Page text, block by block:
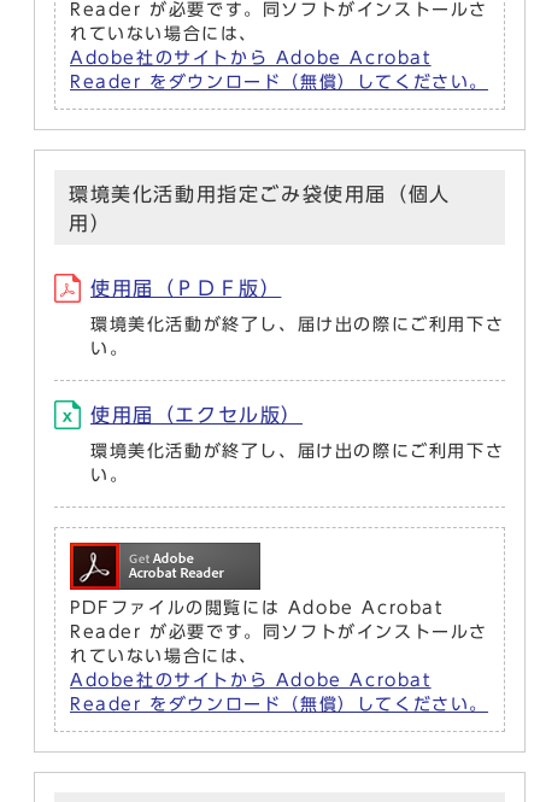
Reader が必要です。同ソフトがインストールさ
れていない場合には、
Adobe社のサイトから Adobe Acrobat
Reader をダウンロード（無償）してください。
環境美化活動用指定ごみ袋使用届（個人
用）
使用届（ＰＤＦ版）
環境美化活動が終了し、届け出の際にご利用下さ
い。
使用届（エクセル版）
環境美化活動が終了し、届け出の際にご利用下さ
い。
PDFファイルの閲覧には Adobe Acrobat
Reader が必要です。同ソフトがインストールさ
れていない場合には、
Adobe社のサイトから Adobe Acrobat
Reader をダウンロード（無償）してください。